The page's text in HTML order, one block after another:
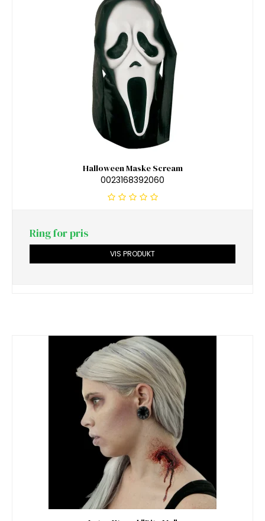
Halloween Maske Scream
0023168392060
Ring for pris
VIS PRODUKT